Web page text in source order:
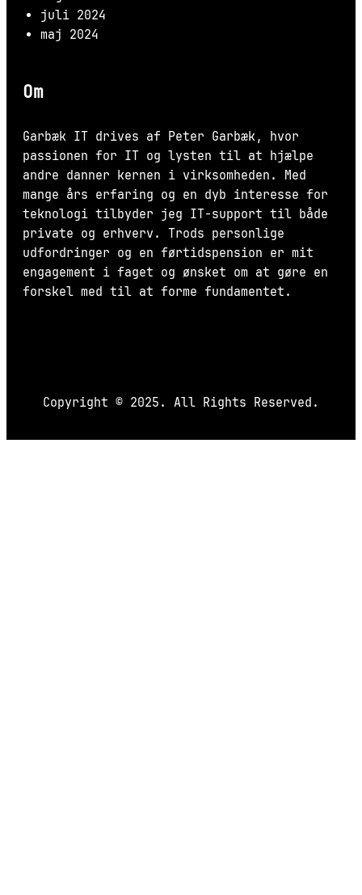
juli 2024
maj 2024
Om
Garbæk IT drives af Peter Garbæk, hvor
passionen for IT og lysten til at hjælpe
andre danner kernen i virksomheden. Med
mange års erfaring og en dyb interesse for
teknologi tilbyder jeg IT-support til både
private og erhverv. Trods personlige
udfordringer og en førtidspension er mit
engagement i faget og ønsket om at gøre en
forskel med til at forme fundamentet.
Copyright © 2025. All Rights Reserved.